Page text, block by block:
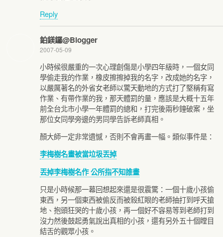
Reply
鉑鎂鑼@Blogger
2007-05-09
小時候很嚴重的一次心理創傷是小學四年級時，一個女同
學偷走我的作業，橡皮擦擦掉我的名字，改成她的名字，
以嚴厲著名的外省女老師以驚天動地的方式打了堅稱有寫
作業、有帶作業的我，那天體罰的量，應該是大概十五年
前全台北市小學一年體罰的總和，打完後兩秒鐘破案，坐
那位女同學旁邊的男同學告訴老師真相。
顏大師一定非常遺憾，否則不會再畫一幅。類似事件是：
李梅樹名畫被當垃圾丟掉
丟掉李梅樹名作 公所指不知誰畫
只是小時候那一幕回想起來還是很震驚：一個十歲小孩偷
東西，另一個東西被偷反而被殺紅眼的老師抽打到呼天搶
地、抱頭狂哭的十歲小孩，再一個好不容易等到老師打到
沒力然後鼓起勇氣說出真相的小孩，還有另外五十個瞠目
結舌的觀眾小孩。